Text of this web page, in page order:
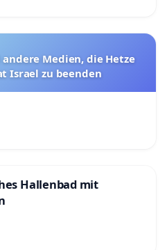
Medien, die Hetze
Israel zu beenden
Hallenbad mit